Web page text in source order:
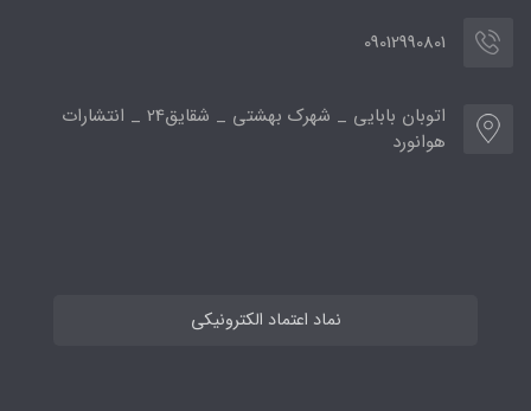
09012990801
اتوبان بابایی _ شهرک بهشتی _ شقایق24 _ انتشارات
هوانورد
نماد اعتماد الکترونیکی